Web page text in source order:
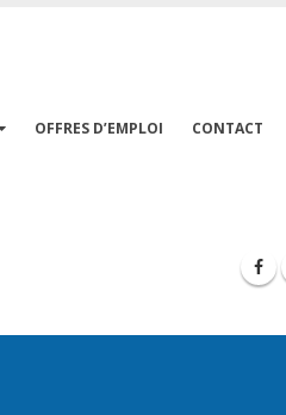
OFFRES D’EMPLOI CONTACT